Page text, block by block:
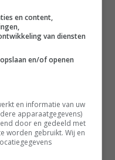
van eerdere logistieke
boerderij ter
LTO waarschuwt
en content,
van diensten
en/of openen
en informatie van uw
apparaatgegevens)
door en gedeeld met
worden gebruikt. Wij en